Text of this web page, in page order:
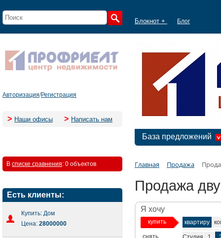
Блокнот + Блог
Авторизация/Регистрация
> Наши офисы > Написать нам
База предложений
В списке сравнения: 0 объектов
Есть клиенты:
Купить: Дом
Цена: 28000000
Главная Продажа
Продажа
Я хочу
купить
снять
квартиру